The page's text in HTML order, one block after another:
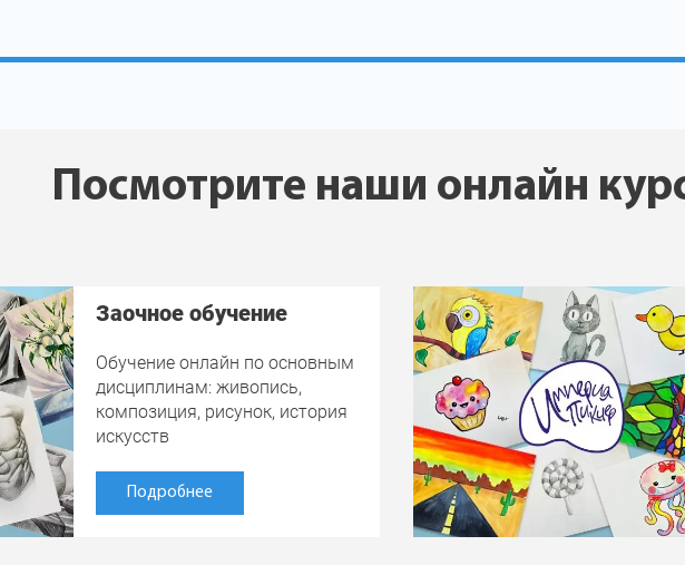
Посмотрите наши онлайн
Заочное обучение
Обучение онлайн по основным
дисциплинам: живопись,
композиция, рисунок, история
искусств
Подробнее